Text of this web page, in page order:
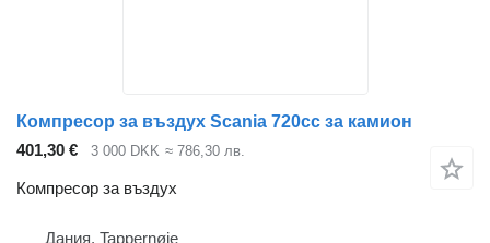
Компресор за въздух Scania 720cc за камион
401,30 €
3 000 DKK ≈ 786,30 лв.
Компресор за въздух
Дания, Tappernøje